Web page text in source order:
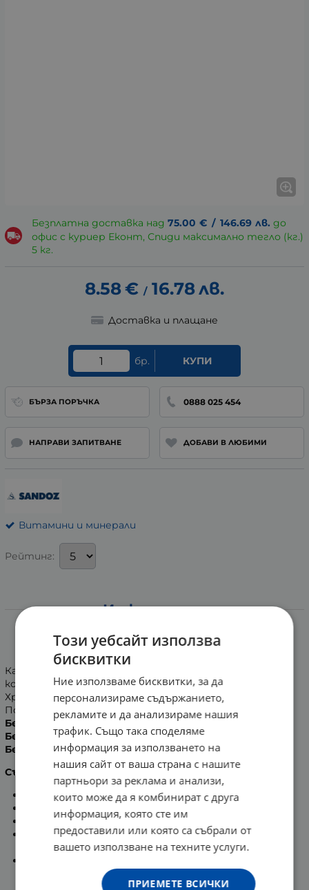
Безплатна доставка над 75.00 € / 146.69 лв. до
офис с куриер Еконт, Спиди максимално тегло (кг.)
5 кг.
8.58€ / 16.78лв.
Доставка и плащане
бр. КУПИ
БЪРЗА ПОРЪЧКА 0888 025 454
НАПРАВИ ЗАПИТВАНЕ ДОБАВИ В ЛЮБИМИ
Витамини и минерали
Рейтинг:
Информация
КАЛЦИЙ ефервесцентни таблетки 500 мг * 20
САНДОЗ
Калцият е необходим минерал за изграждането на
костите и зъбите.
Хранителна добавка с подсладители.
Подходяща за диабетици.
Без оцветители!
Без лактоза!
Без глутен!
Състав:
Калциев лактат глюконат;
Киселина: безводна лимонена киселина;
Калциев карбонат;
Регулатор на киселинността: натриев
хидрогенкарбонат;
глюкоза, малтодекстрин, арабска гума, макрогол
Този уебсайт използва
бисквитки
Ние използваме бисквитки, за да
персонализираме съдържанието,
рекламите и да анализираме нашия
трафик. Също така споделяме
информация за използването на
нашия сайт от ваша страна с нашите
партньори за реклама и анализи,
които може да я комбинират с друга
информация, която сте им
предоставили или която са събрали от
вашето използване на техните услуги.
ПРИЕМЕТЕ ВСИЧКИ